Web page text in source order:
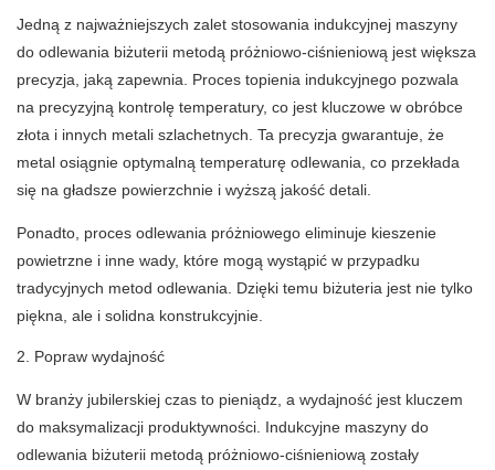
Jedną z najważniejszych zalet stosowania indukcyjnej maszyny
do odlewania biżuterii metodą próżniowo-ciśnieniową jest większa
precyzja, jaką zapewnia. Proces topienia indukcyjnego pozwala
na precyzyjną kontrolę temperatury, co jest kluczowe w obróbce
złota i innych metali szlachetnych. Ta precyzja gwarantuje, że
metal osiągnie optymalną temperaturę odlewania, co przekłada
się na gładsze powierzchnie i wyższą jakość detali.
Ponadto, proces odlewania próżniowego eliminuje kieszenie
powietrzne i inne wady, które mogą wystąpić w przypadku
tradycyjnych metod odlewania. Dzięki temu biżuteria jest nie tylko
piękna, ale i solidna konstrukcyjnie.
2. Popraw wydajność
W branży jubilerskiej czas to pieniądz, a wydajność jest kluczem
do maksymalizacji produktywności. Indukcyjne maszyny do
odlewania biżuterii metodą próżniowo-ciśnieniową zostały